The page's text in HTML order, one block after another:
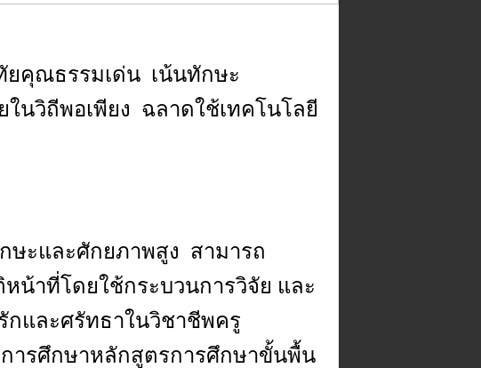
ยคุณธรรมเด่น เน้นทักษะ
นวิถีพอเพียง ฉลาดใช้เทคโนโลยี
ะและศักยภาพสูง สามารถ
น้าที่โดยใช้กระบวนการวิจัย และ
กและศรัทธาในวิชาชีพครู
ารศึกษาหลักสูตรการศึกษาขั้นพื้น